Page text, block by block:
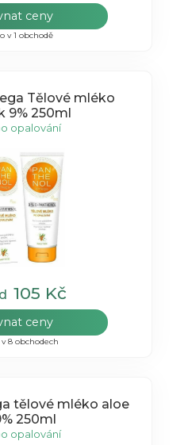
ceny
v 1 obchodě
Tělové mléko
9% 250ml
opalování
105 Kč
ceny
8 obchodech
tělové mléko aloe
250ml
opalování